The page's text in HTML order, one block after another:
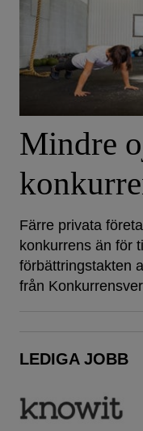
Mindre
Färre privata
konkurrens än för
förbättringstakten
från
LEDIGA JOBB